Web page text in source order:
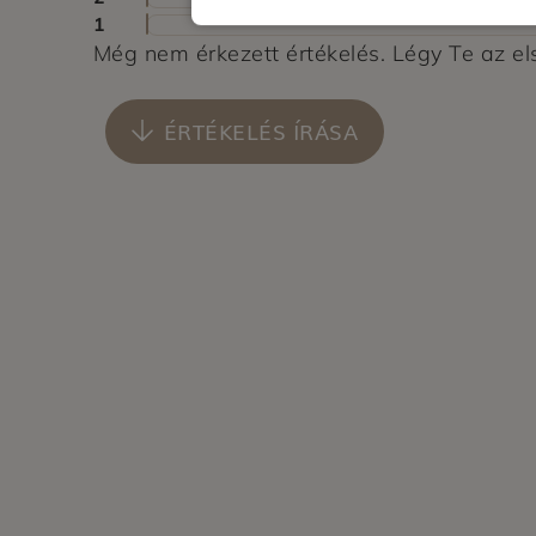
1
Még nem érkezett értékelés. Légy Te az
ÉRTÉKELÉS ÍRÁSA